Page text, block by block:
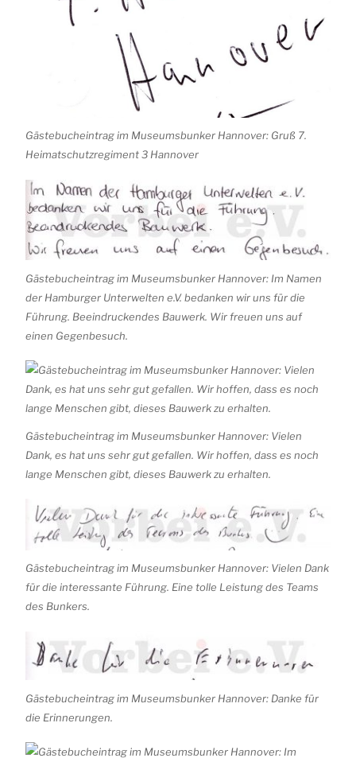
Gästebucheintrag im Museumsbunker Hannover: Gruß 7.
Heimatschutzregiment 3 Hannover
Gästebucheintrag im Museumsbunker Hannover: Im Namen
der Hamburger Unterwelten e.V. bedanken wir uns für die
Führung. Beeindruckendes Bauwerk. Wir freuen uns auf
einen Gegenbesuch.
Gästebucheintrag im Museumsbunker Hannover: Vielen
Dank, es hat uns sehr gut gefallen. Wir hoffen, dass es noch
lange Menschen gibt, dieses Bauwerk zu erhalten.
Gästebucheintrag im Museumsbunker Hannover: Vielen Dank
für die interessante Führung. Eine tolle Leistung des Teams
des Bunkers.
Gästebucheintrag im Museumsbunker Hannover: Danke für
die Erinnerungen.